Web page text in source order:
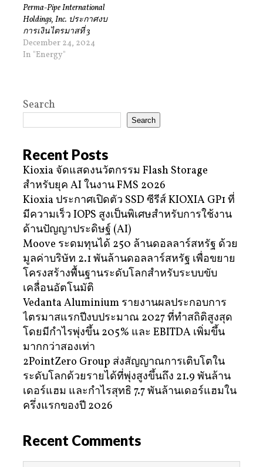
Perma-Pipe International
Holdings, Inc. ประกาศงบ
การเงินไตรมาสที่ 3
December 24, 2024
In "Energy"
Search
Search
Recent Posts
Kioxia จัดแสดงนวัตกรรม Flash Storage
สำหรับยุค AI ในงาน FMS 2026
Kioxia ประกาศเปิดตัว SSD ซีรีส์ KIOXIA GP1 ที่
มีความเร็ว IOPS สูงเป็นพิเศษสำหรับการใช้งาน
ด้านปัญญาประดิษฐ์ (AI)
Moove ระดมทุนได้ 250 ล้านดอลลาร์สหรัฐ ด้วย
มูลค่าบริษัท 2.1 พันล้านดอลลาร์สหรัฐ เพื่อขยาย
โครงสร้างพื้นฐานระดับโลกสำหรับระบบขับ
เคลื่อนอัตโนมัติ
Vedanta Aluminium รายงานผลประกอบการ
ไตรมาสแรกปีงบประมาณ 2027 ที่ทำสถิติสูงสุด
โดยมีกำไรพุ่งขึ้น 205% และ EBITDA เพิ่มขึ้น
มากกว่าสองเท่า
2PointZero Group ส่งสัญญาณการเติบโตใน
ระดับโลกด้วยรายได้ที่พุ่งสูงขึ้นถึง 21.9 พันล้าน
เดอร์แฮม และกำไรสุทธิ 7.7 พันล้านเดอร์แฮมใน
ครึ่งแรกของปี 2026
Recent Comments